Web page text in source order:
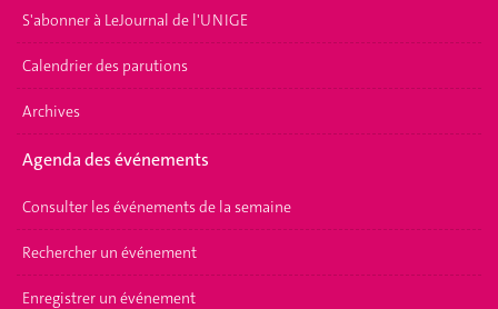
S'abonner à LeJournal de l'UNIGE
Calendrier des parutions
Archives
Agenda des événements
Consulter les événements de la semaine
Rechercher un événement
Enregistrer un événement